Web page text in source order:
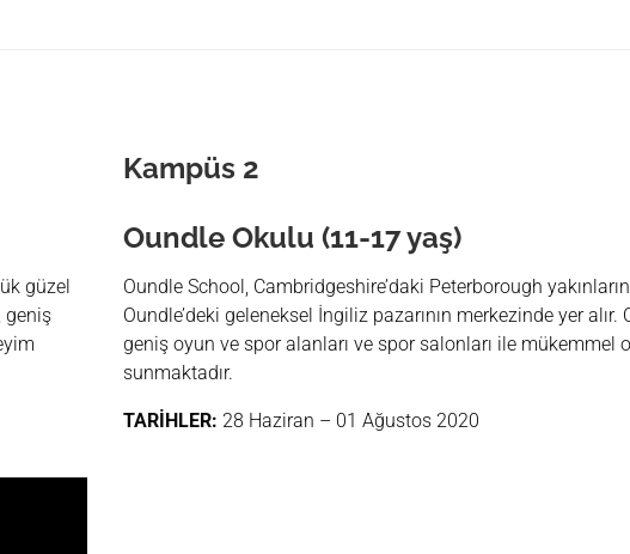
güzel
geniş
Kampüs 2
Oundle Okulu (11-17 yaş)
Oundle School, Cambridgeshire’daki Peterborough
Oundle’deki geleneksel İngiliz pazarının merkezinde yer alır.
geniş oyun ve spor alanları ve spor salonları ile mükemmel
sunmaktadır.
TARİHLER: 28 Haziran – 01 Ağustos 2020